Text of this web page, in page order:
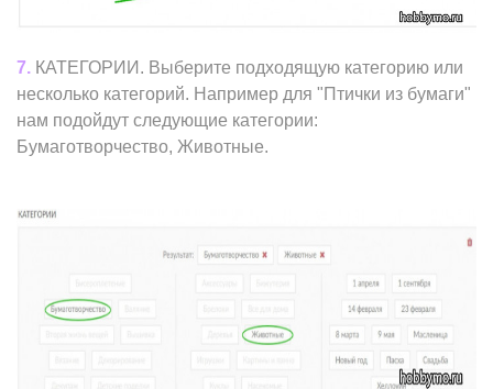
7. КАТЕГОРИИ. Выберите подходящую категорию или
несколько категорий. Например для "Птички из бумаги"
нам подойдут следующие категории:
Бумаготворчество, Животные.